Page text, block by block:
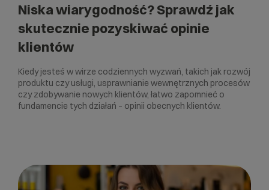
Niska wiarygodność? Sprawdź jak
skutecznie pozyskiwać opinie
klientów
Kiedy jesteś w wirze codziennych wyzwań, takich jak rozwój
produktu czy usługi, usprawnianie wewnętrznych procesów
czy zdobywanie nowych klientów, łatwo zapomnieć o
fundamencie tych działań – opinii obecnych klientów.